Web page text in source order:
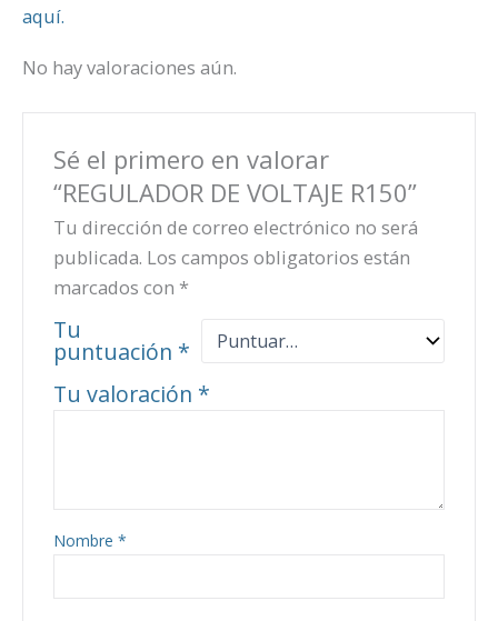
aquí.
No hay valoraciones aún.
Sé el primero en valorar
“REGULADOR DE VOLTAJE R150”
Tu dirección de correo electrónico no será
publicada. Los campos obligatorios están
marcados con *
Tu
puntuación *
Tu valoración *
Nombre*